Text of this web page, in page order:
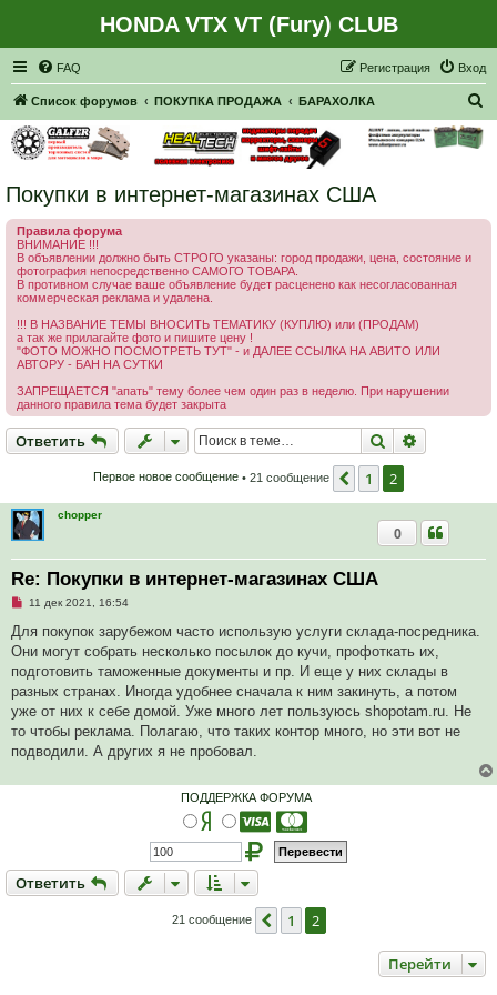
HONDA VTX VT (Fury) CLUB
FAQ Вход
Регистрация
Список форумов ПОКУПКА ПРОДАЖА БАРАХОЛКА
Покупки в интернет-магазинах США
Правила форума
ВНИМАНИЕ !!!
В объявлении должно быть СТРОГО указаны: город продажи, цена, состояние и
фотография непосредственно САМОГО ТОВАРА.
В противном случае ваше объявление будет расценено как несогласованная
коммерческая реклама и удалена.
!!! В НАЗВАНИЕ ТЕМЫ ВНОСИТЬ ТЕМАТИКУ (КУПЛЮ) или (ПРОДАМ)
а так же прилагайте фото и пишите цену !
"ФОТО МОЖНО ПОСМОТРЕТЬ ТУТ" - и ДАЛЕЕ ССЫЛКА НА АВИТО ИЛИ
АВТОРУ - БАН НА СУТКИ
ЗАПРЕЩАЕТСЯ "апать" тему более чем один раз в неделю. При нарушении
данного правила тема будет закрыта
Ответить
Ответить Поиск
Первое новое сообщение • 21 сообщение Пред.
1 2
chopper
Re: Покупки в интернет-магазинах США
0
Н
п
о
ч
и
т
а
н
о
е
о
и
е
11 дек 2021, 16:54
Для покупок зарубежом часто использую услуги склада-посредника.
Они могут собрать несколько посылок до кучи, профоткать их,
подготовить таможенные документы и пр. И еще у них склады в
разных странах. Иногда удобнее сначала к ним закинуть, а потом
уже от них к себе домой. Уже много лет пользуюсь shopotam.ru. Не
то чтобы реклама. Полагаю, что таких контор много, но эти вот не
подводили. А других я не пробовал.
ПОДДЕРЖКА ФОРУМА
Ответить
Ответить
21 сообщение Пред.
1 2
Перейти